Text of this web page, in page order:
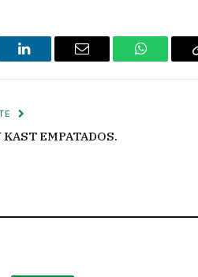
LinkedIn Email
KAST EMPATADOS.